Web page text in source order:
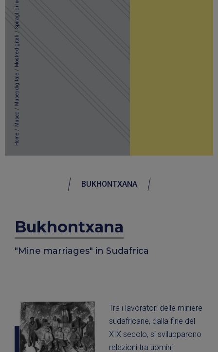
Home
/
Museo
/
Museo digitale
/
Mostre digitali
/
Spiragli di luce
BUKHONTXANA
Bukhontxana
"Mine marriages" in Sudafrica
Tra i lavoratori delle miniere
sudafricane, dalla fine del
XIX secolo, si svilupparono
relazioni tra uomini